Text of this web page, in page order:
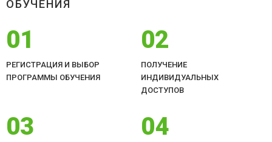
ОБУЧЕНИЯ
01
РЕГИСТРАЦИЯ И ВЫБОР
ПРОГРАММЫ ОБУЧЕНИЯ
02
ПОЛУЧЕНИЕ
ИНДИВИДУАЛЬНЫХ
ДОСТУПОВ
03 04